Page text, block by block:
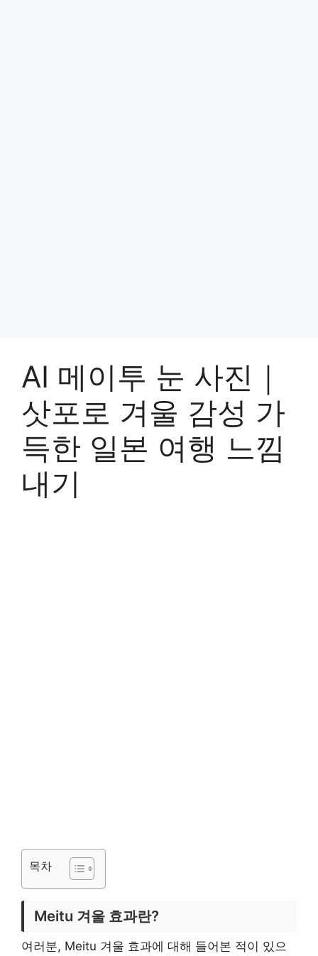
AI 메이투 눈 사진｜
삿포로 겨울 감성 가
득한 일본 여행 느낌
내기
목차
Meitu 겨울 효과란?
여러분, Meitu 겨울 효과에 대해 들어본 적이 있으